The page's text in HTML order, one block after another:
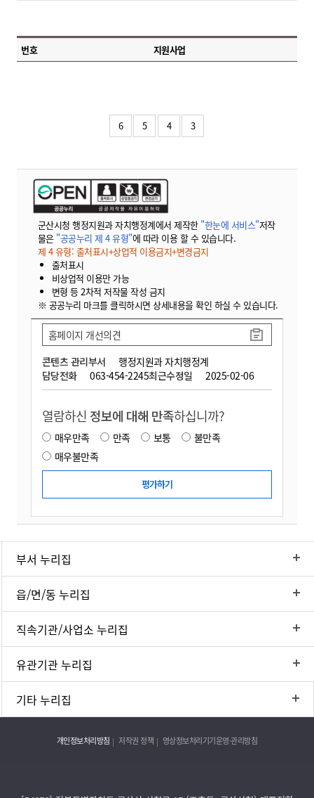
번호 지원사업
6 5 4 3
군산시청 행정지원과 자치행정계에서 제작한 "한눈에 서비스"저작
물은 "공공누리 제 4 유형"에 따라 이용 할 수 있습니다.
제 4 유형: 출처표시+상업적 이용금지+변경금지
출처표시
비상업적 이용만 가능
변형 등 2차적 저작물 작성 금지
※ 공공누리 마크를 클릭하시면 상세내용을 확인 하실 수 있습니다.
콘텐츠 관리부서
행정지원과 자치행정계
담당전화
063-454-2245최근수정일 2025-02-06
홈페이지 개선의견
열람하신 정보에 대해 만족하십니까?
매우만족 만족 보통
불만족
매우불만족
부서 누리집
읍/면/동 누리집
직속기관/사업소 누리집
유관기관 누리집
기타 누리집
개인정보처리방침 저작권 정책 영상정보처리기기운영·관리방침